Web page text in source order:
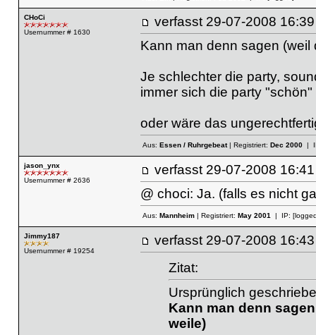
CHoCi
Usernummer # 1630
verfasst 29-07-2008
Kann man denn sagen
Je schlechter die party,
immer sich die party "schön"
oder wäre das
Aus: Essen / Ruhrgebeat| Registriert: Dec 2000|
jason_ynx
Usernummer # 2636
verfasst 29-07-2008
@ choci: Ja. (falls es nicht
Aus: Mannheim| Registriert: May 2001| IP:
Jimmy187
Usernummer # 19254
verfasst 29-07-2008
Zitat:
Ursprünglich
Kann man denn
weile)